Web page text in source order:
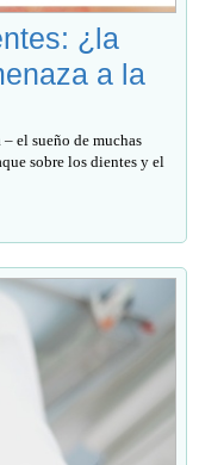
¿la
a la
el sueño de muchas
sobre los dientes y el